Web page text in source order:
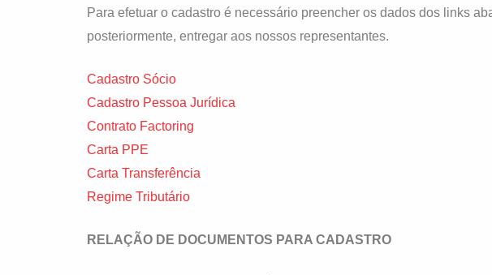
Para efetuar o cadastro é necessário preencher os dados dos links
posteriormente, entregar aos nossos representantes.
Cadastro Sócio
Cadastro Pessoa Jurídica
Contrato Factoring
Carta PPE
Carta Transferência
Regime Tributário
RELAÇÃO DE DOCUMENTOS PARA CADASTRO